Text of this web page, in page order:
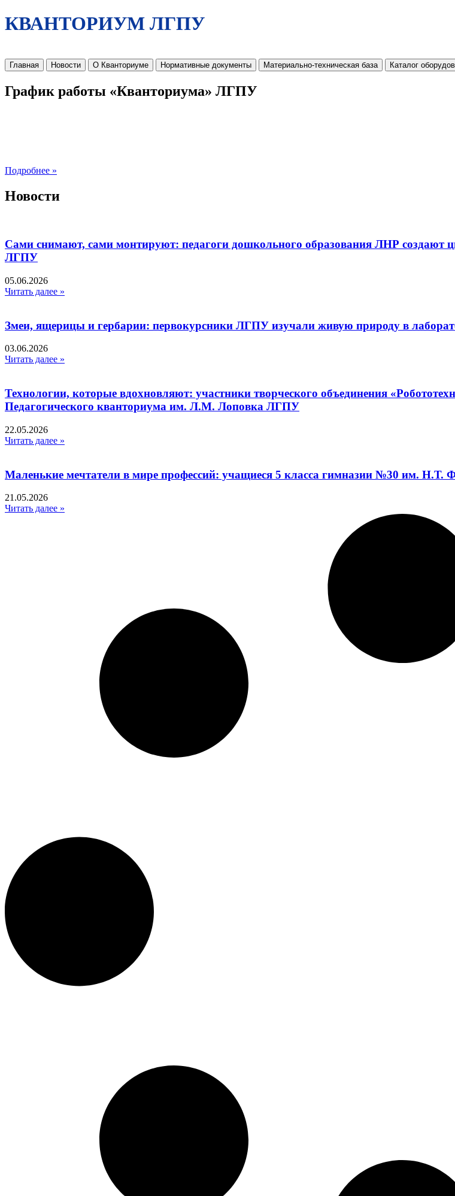
КВАНТОРИУМ ЛГПУ
Главная Новости О Кванториуме Нормативные документы Материально-техническая база Каталог
График работы «Кванториума» ЛГПУ
Подробнее »
Новости
Сами снимают, сами монтируют: педагоги дошкольного образования ЛНР создают
ЛГПУ​
05.06.2026
Читать далее »
Змеи, ящерицы и гербарии: первокурсники ЛГПУ изучали живую природу в
03.06.2026
Читать далее »
Технологии, которые вдохновляют: участники творческого объединения
Педагогического кванториума им. Л.М. Лоповка ЛГПУ
22.05.2026
Читать далее »
Маленькие мечтатели в мире профессий: учащиеся 5 класса гимназии №30 им. Н.Т.
21.05.2026
Читать далее »